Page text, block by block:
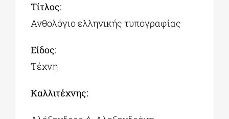
ΕΚΔΗΛΩΣΕΙΣ
Tίτλος:
Ανθολόγιο ελληνικής τυπογραφίας
Είδος:
Τέχνη
Καλλιτέχνης: